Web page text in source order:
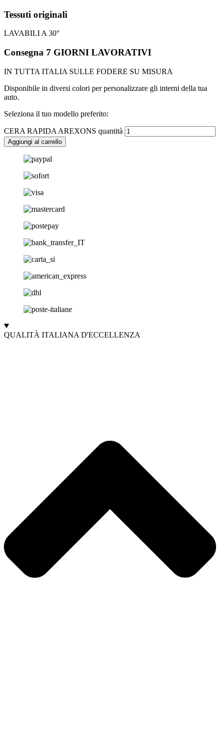
Tessuti originali
LAVABILI A 30°
Consegna 7 GIORNI LAVORATIVI
IN TUTTA ITALIA SULLE FODERE SU MISURA
Disponibile in diversi colori per personalizzare gli interni della tua
auto.
Seleziona il tuo modello preferito:
CERA RAPIDA AREXONS quantità
Aggiungi al carrello
QUALITÀ ITALIANA D'ECCELLENZA